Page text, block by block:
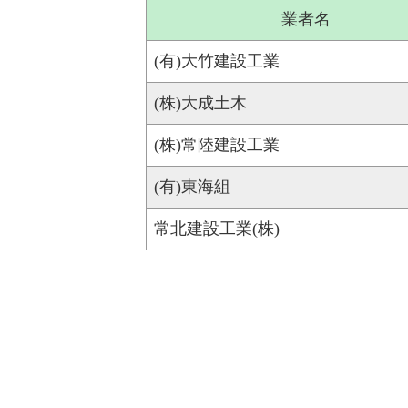
業者名
(有)大竹建設工業
(株)大成土木
(株)常陸建設工業
(有)東海組
常北建設工業(株)